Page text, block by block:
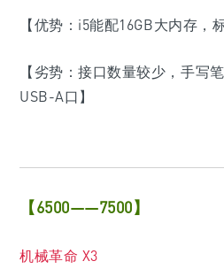
【优势：i5能配16GB大内存，
【劣势：接口数量较少，手写
USB-A口】
【6500——7500】
机械革命 X3